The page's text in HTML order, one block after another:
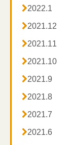
2022.1
2021.12
2021.11
2021.10
2021.9
2021.8
2021.7
2021.6